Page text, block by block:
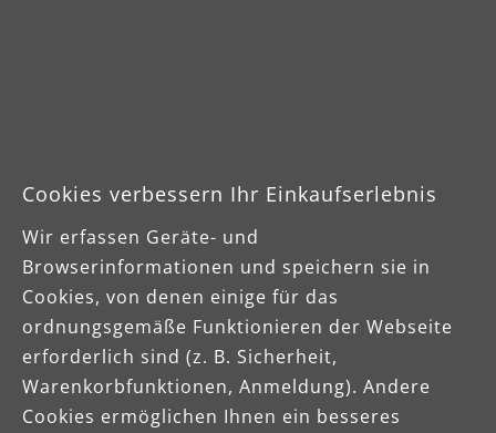
Fühlst Du Dich angesprochen?
Dann bewirb Dich schnell und einfach mit einem
Klick auf den "Jetzt bewerben" Button.
Cookies verbessern Ihr Einkaufserlebnis
Wir erfassen Geräte- und
Browserinformationen und speichern sie in
Cookies, von denen einige für das
ordnungsgemäße Funktionieren der Webseite
erforderlich sind (z. B. Sicherheit,
Warenkorbfunktionen, Anmeldung). Andere
Cookies ermöglichen Ihnen ein besseres